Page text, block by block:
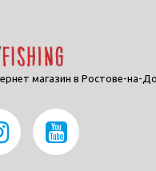
магазин в Ростове-на-